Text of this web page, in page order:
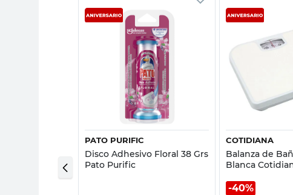
Vista rápida
PATO PURIFIC
Disco Adhesivo Floral 38 Grs
Pato Purific
COTIDIANA
Balanza de
Blanca
40%